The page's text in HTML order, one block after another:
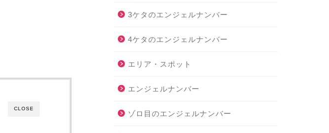
CLOSE
3ケタのエンジェルナンバー
4ケタのエンジェルナンバー
エリア・スポット
エンジェルナンバー
ゾロ目のエンジェルナンバー